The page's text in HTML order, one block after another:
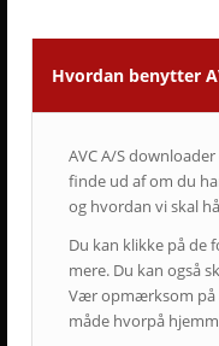
Hvordan benytter
AVC A/S
finde ud af om du
og hvordan vi skal
Du kan klikke på de
mere. Du kan også
Vær opmærksom på
måde hvorpå
• Vi er landsdækkende.
• Vi har mere end 50-
• Vi ved at tilfredse
ET LILLE UDSNIT
OG TILFREDSE